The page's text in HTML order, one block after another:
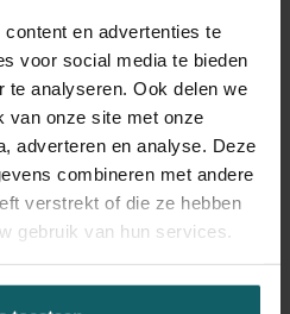
en advertenties te
voor social media te bieden
te analyseren. Ook delen we
van onze site met onze
adverteren en analyse. Deze
combineren met andere
verstrekt of die ze hebben
gebruik van hun services.
menselijke enzym APOBEC3,
en anale regio actief is.
probeert te bestrijden,
in het DNA van het
Klinische Virologie,
onderzoekt of
overdracht. Zijn
aan gerichtere reacties
met het grootste risico